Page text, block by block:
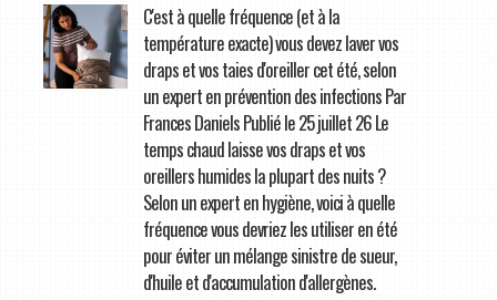
C'est à quelle fréquence (et à la
température exacte) vous devez laver vos
draps et vos taies d'oreiller cet été, selon
un expert en prévention des infections Par
Frances Daniels Publié le 25 juillet 26 Le
temps chaud laisse vos draps et vos
oreillers humides la plupart des nuits ?
Selon un expert en hygiène, voici à quelle
fréquence vous devriez les utiliser en été
pour éviter un mélange sinistre de sueur,
d'huile et d'accumulation d'allergènes.